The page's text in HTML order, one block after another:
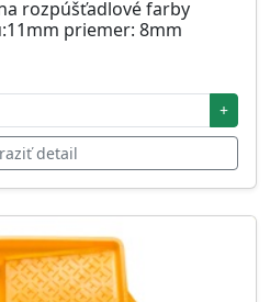
na rozpúšťadlové farby
priemer: 8mm
+
detail